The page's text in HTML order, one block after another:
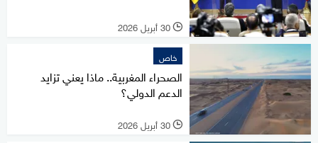
l 30 أبريل 2026
خاص
الصحراء المغربية.. ماذا يعني تزايد
الدعم الدولي؟
l 30 أبريل 2026